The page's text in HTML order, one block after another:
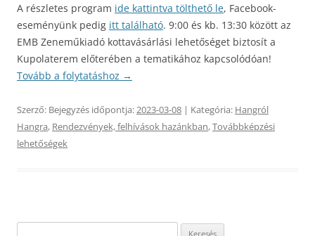
A részletes program ide kattintva tölthető le, Facebook-
eseményünk pedig itt található. 9:00 és kb. 13:30 között az
EMB Zeneműkiadó kottavásárlási lehetőséget biztosít a
Kupolaterem előterében a tematikához kapcsolódóan!
Tovább a folytatáshoz →
Szerző: Bejegyzés időpontja:2023-03-08 | Kategória: Hangról
Hangra, Rendezvények, felhívások hazánkban,Továbbképzési
lehetőségek